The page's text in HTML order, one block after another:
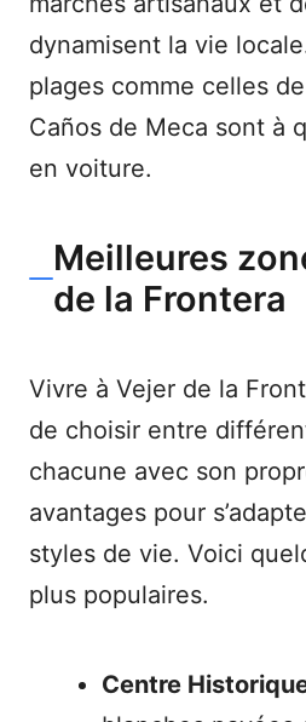
dynamisent la vie
plages comme celles
Caños de Meca sont à
en voiture.
Meilleures
de la Frontera
Vivre à Vejer de la
de choisir entre
chacune avec son
avantages pour
styles de vie. Voici
plus populaires.
Centre